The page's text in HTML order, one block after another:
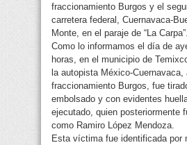
fraccionamiento Burgos y el
carretera federal, Cuernavaca-
Monte, en el paraje de “La Carpa”.
Como lo informamos el día de
horas, en el municipio de
la autopista México-Cuernavaca,
fraccionamiento Burgos, fue
embolsado y con evidentes
ejecutado, quien posteriormente
como Ramiro López Mendoza.
Esta víctima fue identificada por